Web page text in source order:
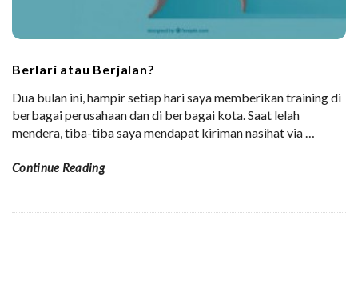
Berlari atau Berjalan?
Dua bulan ini, hampir setiap hari saya memberikan training di
berbagai perusahaan dan di berbagai kota. Saat lelah
mendera, tiba-tiba saya mendapat kiriman nasihat via…
Continue Reading